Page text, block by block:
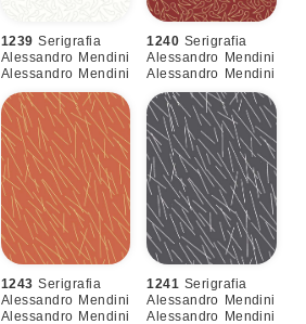
1239 Serigrafia
Alessandro Mendini
Alessandro Mendini
1240 Serigrafia
Alessandro Mendini
Alessandro Mendini
1243 Serigrafia
Alessandro Mendini
Alessandro Mendini
1241 Serigrafia
Alessandro Mendini
Alessandro Mendini